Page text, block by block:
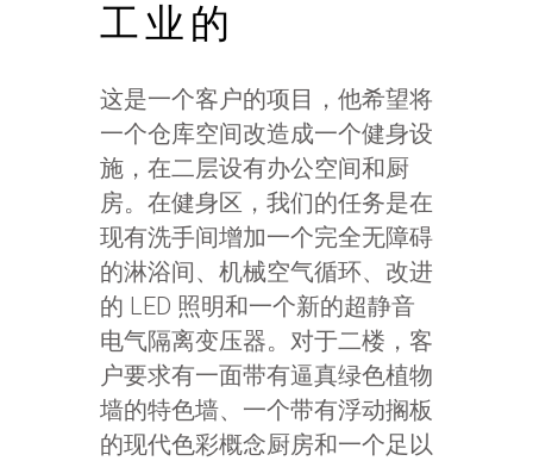
工业的
这是一个客户的项目，他希望将
一个仓库空间改造成一个健身设
施，在二层设有办公空间和厨
房。在健身区，我们的任务是在
现有洗手间增加一个完全无障碍
的淋浴间、机械空气循环、改进
的 LED 照明和一个新的超静音
电气隔离变压器。对于二楼，客
户要求有一面带有逼真绿色植物
墙的特色墙、一个带有浮动搁板
的现代色彩概念厨房和一个足以